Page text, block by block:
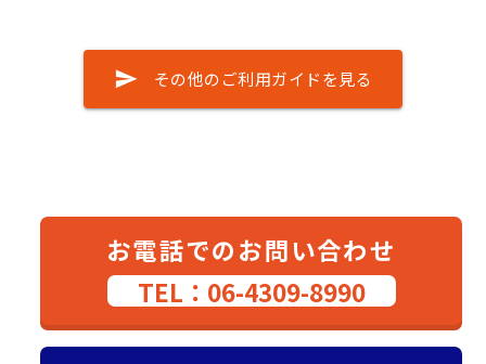
send その他のご利用ガイドを見る
お電話でのお問い合わせ
TEL：06-4309-8990